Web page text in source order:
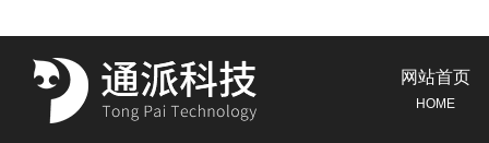
网站首页
HOME